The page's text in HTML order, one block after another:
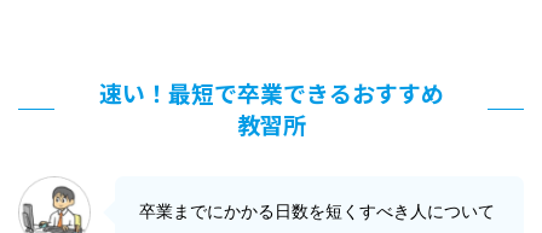
速い！最短で卒業できるおすすめ
教習所
卒業までにかかる日数を短くすべき人について